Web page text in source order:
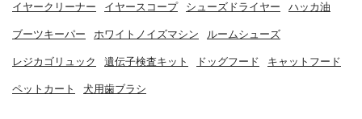
イヤークリーナー イヤースコープ シューズドライヤー ハッカ油
ブーツキーパー ホワイトノイズマシン ルームシューズ
レジカゴリュック 遺伝子検査キット ドッグフード キャットフード
ペットカート 犬用歯ブラシ